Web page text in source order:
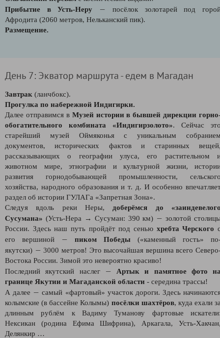
Прибытие в Усть-Неру
— посёлок золотарей под
Афродита (2060 метров, Нельканский пик).
Размещение.
День 7: Экватор маршрута - едем в Магадан
Завтрак (ланчбокс).
Прогулка по набережной Индигирки.
Далее отправимся в Музей истории в бывшей дирекции
обогатительного комбината «Индигирзолото». Сейчас
старейший музей Оймяконья с уникальным
документов, исторических фактов и старинных
рассказывающих о географии улуса, его растительном
животном мире, этнографии и культурной жизни,
развития горнодобывающей промышленности,
хозяйства, народного образования и т. д. И особенно
раздел об истории ГУЛАГа «Запретная Зона».
Следуя вдоль реки Неры, доберёмся до
Сусумана» (Усть-Нера → Сусуман: 390 км) — золотой
России. Здесь наш путь пройдёт под сенью хребта Черского
его вершиной
— пиком Победы («каменный гость»
якутски) — 3000 метров! Это высочайшая вершина всего
Востока России. Зимой это невероятно красиво!
Последний якутский наслег
—
Артык и памятное фото
границе Якутии и Магаданской области - середина трассы!
А далее — самый «фартовый» участок дороги. Здесь
колымские (в бассейне Колымы) посёлки шахтёров, куда ехали
длинным рублём к Вадиму Туманову фартовые
Нексикан (родина Ефима Шифрина), Аркагала, Усть-
Делянкир …